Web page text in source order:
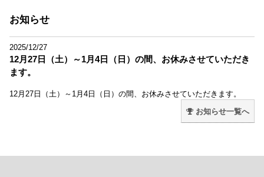
お知らせ
2025/12/27
12月27日（土）～1月4日（日）の間、お休みさせていただき
ます。
12月27日（土）～1月4日（日）の間、お休みさせていただきます。
お知らせ一覧へ